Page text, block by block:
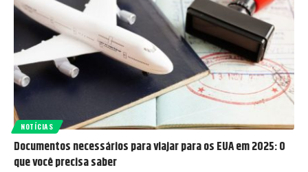
NOTÍCIAS
Documentos necessários para viajar para os EUA em 2025: O
que você precisa saber